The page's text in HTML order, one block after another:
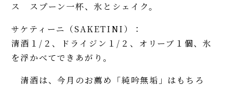
ス スプーン一杯、氷とシェイク。
サケティーニ（SAKETINI）：
清酒１/２、ドライジン１/２、オリーブ１個、氷
を浮かべてできあがり。
清酒は、今月のお薦め「純吟無垢」はもちろ